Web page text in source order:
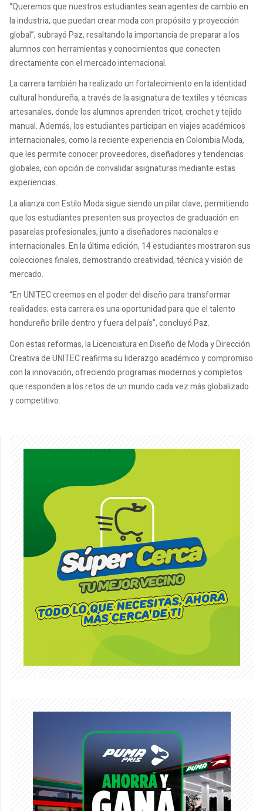
“Queremos que nuestros estudiantes sean agentes de cambio en
la industria, que puedan crear moda con propósito y proyección
global”, subrayó Paz, resaltando la importancia de preparar a los
alumnos con herramientas y conocimientos que conecten
directamente con el mercado internacional.
La carrera también ha realizado un fortalecimiento en la identidad
cultural hondureña, a través de la asignatura de textiles y técnicas
artesanales, donde los alumnos aprenden tricot, crochet y tejido
manual. Además, los estudiantes participan en viajes académicos
internacionales, como la reciente experiencia en Colombia Moda,
que les permite conocer proveedores, diseñadores y tendencias
globales, con opción de convalidar asignaturas mediante estas
experiencias.
La alianza con Estilo Moda sigue siendo un pilar clave, permitiendo
que los estudiantes presenten sus proyectos de graduación en
pasarelas profesionales, junto a diseñadores nacionales e
internacionales. En la última edición, 14 estudiantes mostraron sus
colecciones finales, demostrando creatividad, técnica y visión de
mercado.
“En UNITEC creemos en el poder del diseño para transformar
realidades; esta carrera es una oportunidad para que el talento
hondureño brille dentro y fuera del país”, concluyó Paz.
Con estas reformas, la Licenciatura en Diseño de Moda y Dirección
Creativa de UNITEC reafirma su liderazgo académico y compromiso
con la innovación, ofreciendo programas modernos y completos
que responden a los retos de un mundo cada vez más globalizado
y competitivo.